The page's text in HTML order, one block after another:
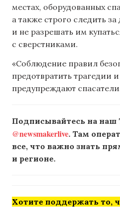
местах, оборудованных
а также строго следить за
и не разрешать им
с сверстниками.
«Соблюдение правил
предотвратить трагедии
предупреждают
Подписывайтесь на наш
@newsmakerlive. Там
все, что важно знать
и регионе.
Хотите поддержать то,